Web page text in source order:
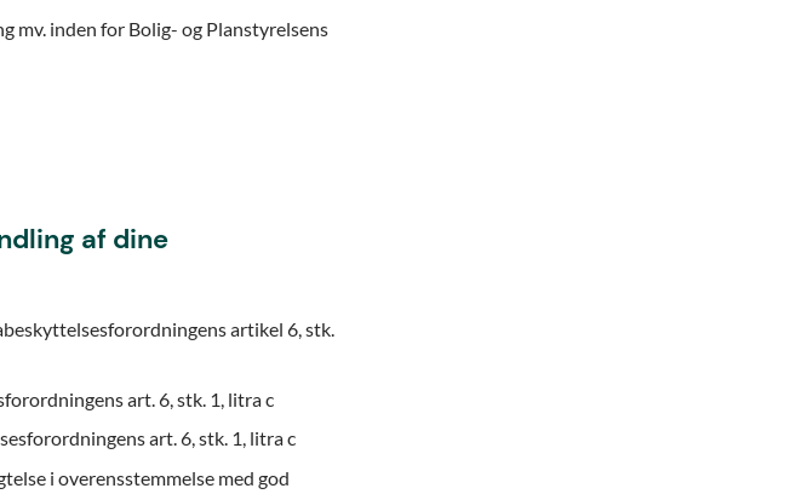
mv. inden for Bolig- og Planstyrelsens
af dine
artikel 6, stk.
art. 6, stk. 1, litra c
art. 6, stk. 1, litra c
i overensstemmelse med god